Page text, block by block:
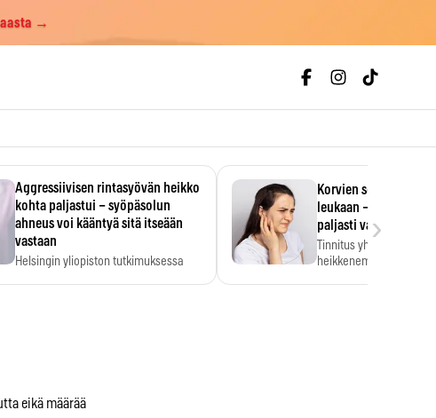
→
Aggressiivisen rintasyövän heikko
kohta paljastui – syöpäsolun
ahneus voi kääntyä sitä itseään
vastaan
Helsingin yliopiston tutkimuksessa
Korvien soiminen
leukaan – 47 349
paljasti vahvan
Tinnitus yhdistetään
heikkenemiseen.
›
eikä määrää